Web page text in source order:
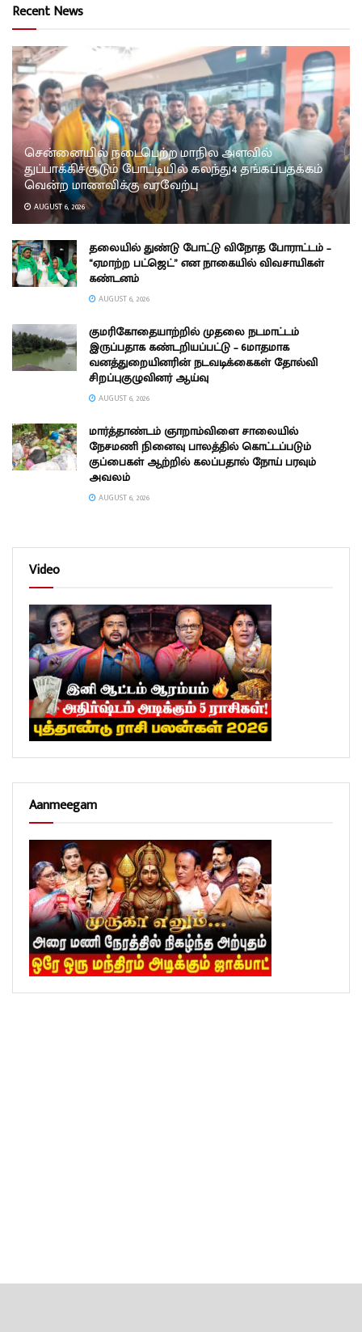
Recent News
சென்னையில் நடைபெற்ற மாநில அளவில்
துப்பாக்கிச்சூடும் போட்டியில் கலந்து4 தங்கப்பதக்கம்
வென்ற மாணவிக்கு வரவேற்பு
AUGUST 6, 2026
தலையில் துண்டு போட்டு விநோத போராட்டம் –
“ஏமாற்ற பட்ஜெட்” என நாகையில் விவசாயிகள்
கண்டனம்
AUGUST 6, 2026
குமரிகோதையாற்றில் முதலை நடமாட்டம்
இருப்பதாக கண்டறியப்பட்டு – 6மாதமாக
வனத்துறையினரின் நடவடிக்கைகள் தோல்வி
சிறப்புகுழுவினர் ஆய்வு
AUGUST 6, 2026
மார்த்தாண்டம் ஞாறாம்விளை சாலையில்
நேசமணி நினைவு பாலத்தில் கொட்டப்படும்
குப்பைகள் ஆற்றில் கலப்பதால் நோய் பரவும்
அவலம்
AUGUST 6, 2026
Video
Aanmeegam